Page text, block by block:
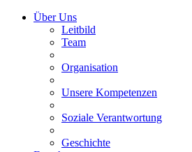
Über Uns
Leitbild
Team
Organisation
Unsere Kompetenzen
Soziale Verantwortung
Geschichte